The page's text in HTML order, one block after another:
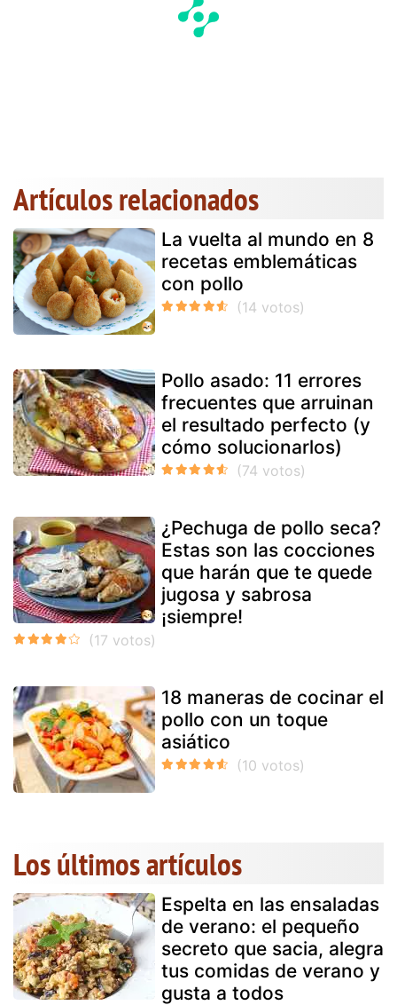
Artículos relacionados
La vuelta al mundo en 8
recetas emblemáticas
con pollo
Pollo asado: 11 errores
frecuentes que arruinan
el resultado perfecto (y
cómo solucionarlos)
¿Pechuga de pollo seca?
Estas son las cocciones
que harán que te quede
jugosa y sabrosa
¡siempre!
18 maneras de cocinar el
pollo con un toque
asiático
Los últimos artículos
Espelta en las ensaladas
de verano: el pequeño
secreto que sacia, alegra
tus comidas de verano y
gusta a todos